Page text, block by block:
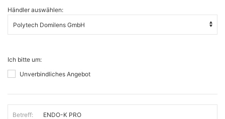
Händler auswählen:
Ich bitte um:
Unverbindliches Angebot
Betreff: